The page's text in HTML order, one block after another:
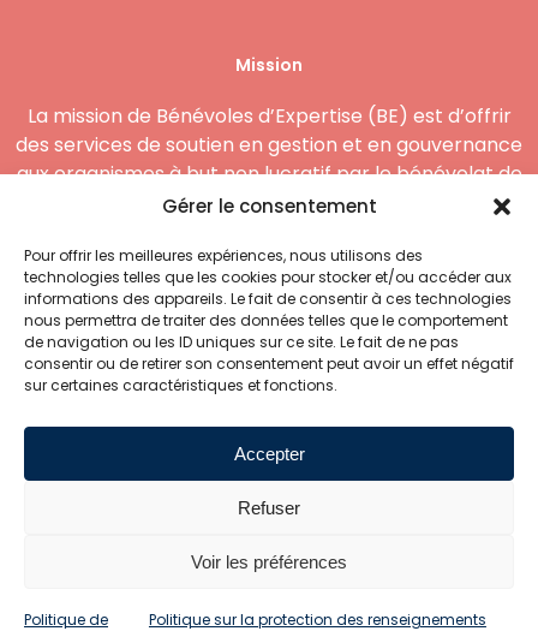
Gérer le consentement
Pour offrir les meilleures expériences, nous utilisons des
technologies telles que les cookies pour stocker et/ou accéder aux
informations des appareils. Le fait de consentir à ces technologies
nous permettra de traiter des données telles que le comportement
de navigation ou les ID uniques sur ce site. Le fait de ne pas
consentir ou de retirer son consentement peut avoir un effet négatif
sur certaines caractéristiques et fonctions.
Accepter
Refuser
Voir les préférences
Politique de Politique sur la protection des renseignements
Mission
La mission de Bénévoles d’Expertise (BE) est d’offrir
des services de soutien en gestion et en gouvernance
aux organismes à but non lucratif par le bénévolat de
compétences.
Coordonnées
5000, 3e Avenue Ouest
Bureau 205 Québec
(Québec) G1H 7J1
418 914-5589
2024© Bénévoles d’Expertise | Une créationSnabb|Politique des